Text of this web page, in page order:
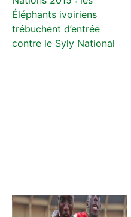
Éléphants ivoiriens
trébuchent d’entrée
contre le Syly National